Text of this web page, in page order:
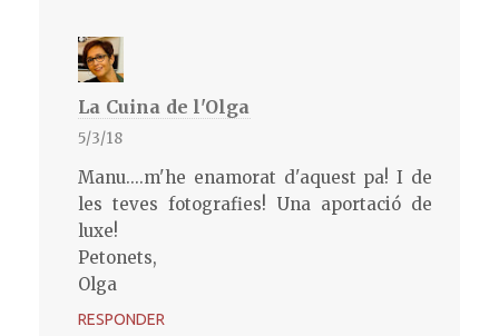
La Cuina de l'Olga
5/3/18
Manu....m'he enamorat d'aquest pa! I de
les teves fotografies! Una aportació de
luxe!
Petonets,
Olga
RESPONDER